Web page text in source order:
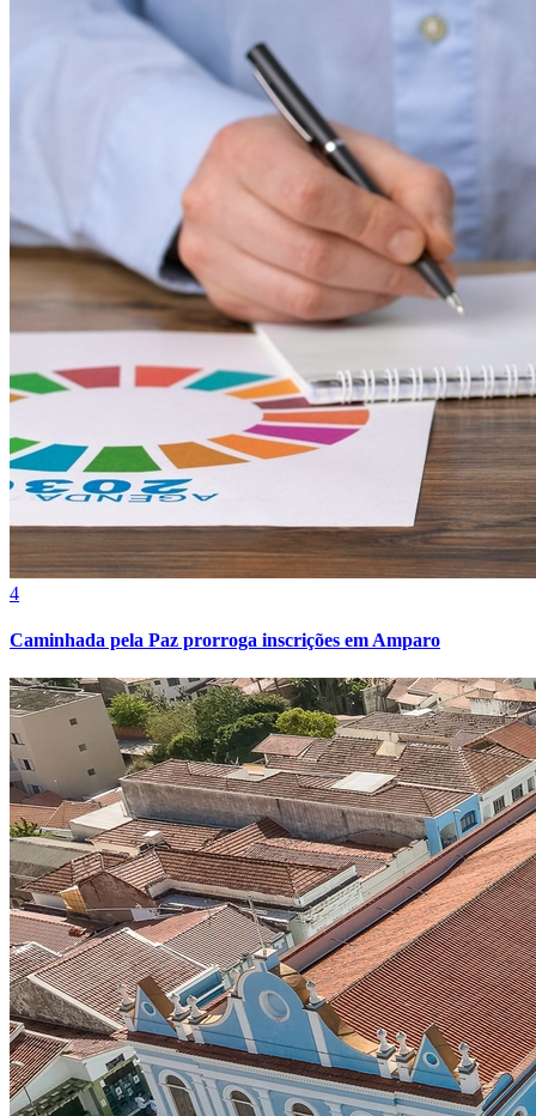
Atlético-MG
4
Caminhada pela Paz prorroga inscrições em Amparo